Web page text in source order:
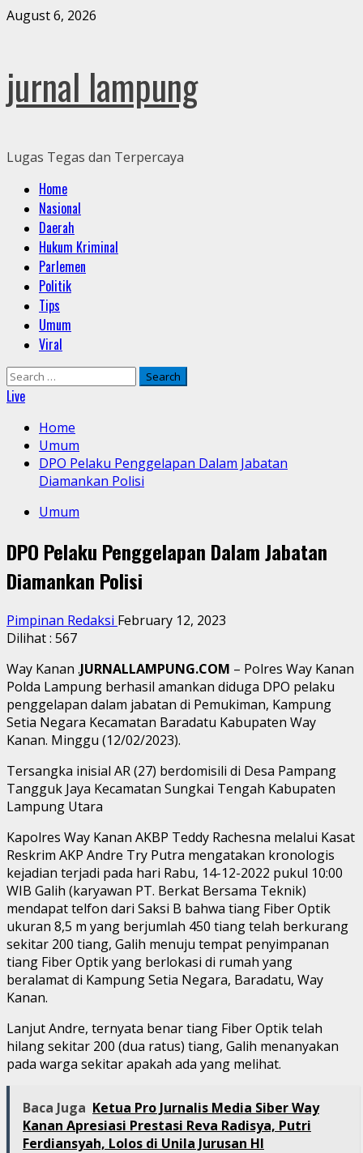
Skip
August 6, 2026
jurnal lampung
Lugas Tegas dan Terpercaya
Primary
Menu
Home
Nasional
Daerah
Hukum Kriminal
Parlemen
Politik
Tips
Umum
Viral
Search
for:
Live
Home
Umum
DPO Pelaku Penggelapan Dalam Jabatan
Diamankan Polisi
Umum
DPO Pelaku Penggelapan Dalam Jabatan
Diamankan Polisi
Pimpinan Redaksi February 12, 2023
Dilihat : 567
Way Kanan .JURNALLAMPUNG.COM – Polres Way Kanan
Polda Lampung berhasil amankan diduga DPO pelaku
penggelapan dalam jabatan di Pemukiman, Kampung
Setia Negara Kecamatan Baradatu Kabupaten Way
Kanan. Minggu (12/02/2023).
Tersangka inisial AR (27) berdomisili di Desa Pampang
Tangguk Jaya Kecamatan Sungkai Tengah Kabupaten
Lampung Utara
Kapolres Way Kanan AKBP Teddy Rachesna melalui Kasat
Reskrim AKP Andre Try Putra mengatakan kronologis
kejadian terjadi pada hari Rabu, 14-12-2022 pukul 10:00
WIB Galih (karyawan PT. Berkat Bersama Teknik)
mendapat telfon dari Saksi B bahwa tiang Fiber Optik
ukuran 8,5 m yang berjumlah 450 tiang telah berkurang
sekitar 200 tiang, Galih menuju tempat penyimpanan
tiang Fiber Optik yang berlokasi di rumah yang
beralamat di Kampung Setia Negara, Baradatu, Way
Kanan.
Lanjut Andre, ternyata benar tiang Fiber Optik telah
hilang sekitar 200 (dua ratus) tiang, Galih menanyakan
pada warga sekitar apakah ada yang melihat.
Baca Juga Ketua Pro Jurnalis Media Siber Way
Kanan Apresiasi Prestasi Reva Radisya, Putri
Ferdiansyah, Lolos di Unila Jurusan HI